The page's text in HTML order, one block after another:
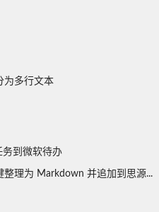
为多行文本
务到微软待办
理为 Markdown 并追加到思源...